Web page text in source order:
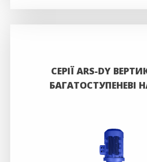
СЕРІЇ ARS-DY
БАГАТОСТУПЕНЕВІ